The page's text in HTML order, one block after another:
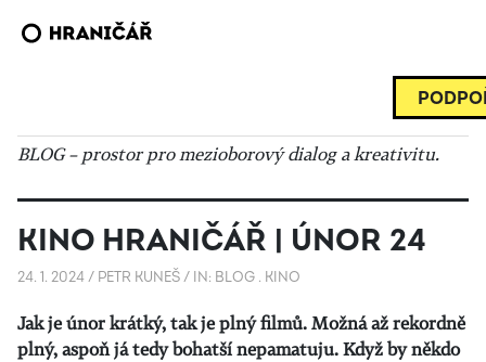
BLOG – prostor pro mezioborový dialog a kreativitu.
KINO HRANIČÁŘ | ÚNOR 24
24. 1. 2024/ PETR KUNEŠ/ IN: BLOG . KINO
Jak je únor krátký, tak je plný filmů. Možná až rekordně
plný, aspoň já tedy bohatší nepamatuju. Když by někdo